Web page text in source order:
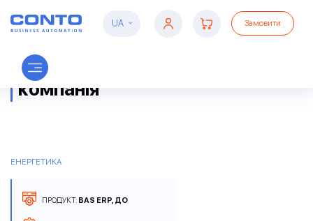
UA Замовити
Полтавська газонафтова
компанія
ЕНЕРГЕТИКА
ПРОДУКТ: BAS ERP, ДО